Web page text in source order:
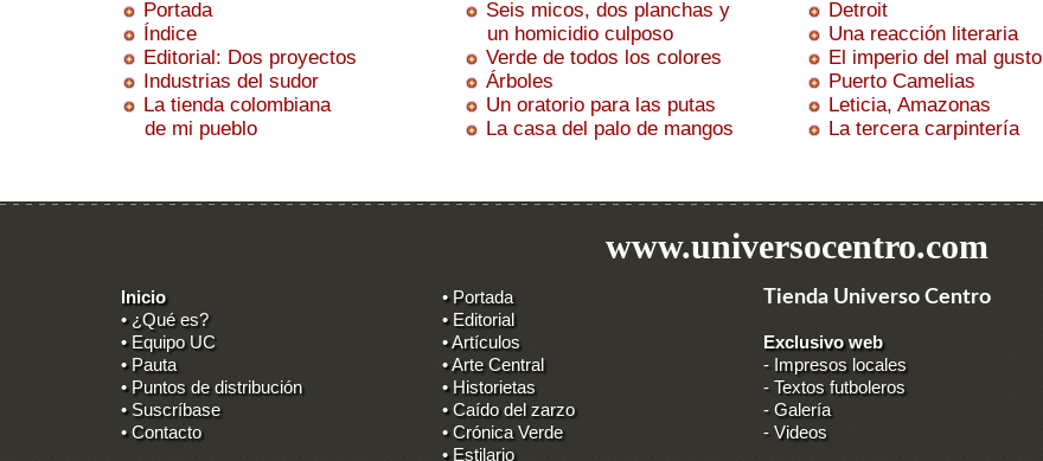
Portada
Índice
Editorial: Dos proyectos
Industrias del sudor
La tienda colombiana
de mi pueblo
Seis micos, dos planchas y
un homicidio culposo
Verde de todos los colores
Árboles
Un oratorio para las putas
La casa del palo de mangos
Detroit
Una reacción literaria
El imperio del mal gusto
Puerto Camelias
Leticia, Amazonas
La tercera carpintería
www.universocentro.com
Inicio
• ¿Qué es?
• Equipo UC
• Pauta
• Puntos de distribución
• Suscríbase
• Contacto
• Portada
• Editorial
• Artículos
• Arte Central
• Historietas
• Caído del zarzo
• Crónica Verde
• Estilario
Tienda Universo Centro
Exclusivo web
- Impresos locales
-Textos futboleros
-Galería
-Videos